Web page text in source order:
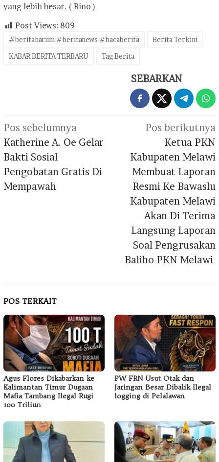
yang lebih besar. ( Rino )
Post Views: 809
#beritahariini #beritanews #bacaberita
Berita Terkini
KABAR BERITA TERBARU
Tag Berita
SEBARKAN
Navigasi
pos
Pos sebelumnya
Katherine A. Oe Gelar
Bakti Sosial
Pengobatan Gratis Di
Mempawah
Pos berikutnya
Ketua PKN
Kabupaten Melawi
Membuat Laporan
Resmi Ke Bawaslu
Kabupaten Melawi
Akan Di Terima
Langsung Laporan
Soal Pengrusakan
Baliho PKN Melawi
POS TERKAIT
Agus Flores Dikabarkan ke
Kalimantan Timur Dugaan
Mafia Tambang Ilegal Rugi
100 Triliun
PW FRN Usut Otak dan
Jaringan Besar Dibalik Ilegal
logging di Pelalawan